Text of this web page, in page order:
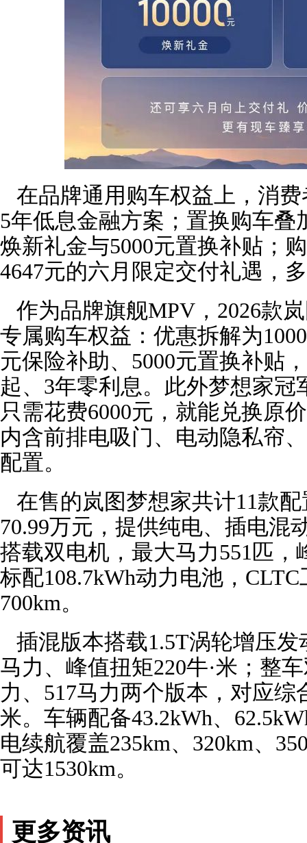
在品牌通用购车权益上，消
5年低息金融方案；置换购车叠
焕新礼金与5000元置换补贴；
4647元的六月限定交付礼遇，
作为品牌旗舰MPV，2026款
专属购车权益：优惠拆解为
元保险补助、5000元置换补贴
起、3年零利息。此外梦想家
只需花费6000元，就能兑换原
内含前排电吸门、电动隐私帘
配置。
在售的岚图梦想家共计11款
70.99万元，提供纯电、插电混
搭载双电机，最大马力551匹，
标配108.7kWh动力电池，
700km。
插混版本搭载1.5T涡轮增压发
马力、峰值扭矩220牛·米；整
力、517马力两个版本，对应综
米。车辆配备43.2kWh、
电续航覆盖235km、320km、
可达1530km。
更多资讯